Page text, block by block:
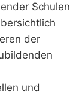
Schulen
der
und